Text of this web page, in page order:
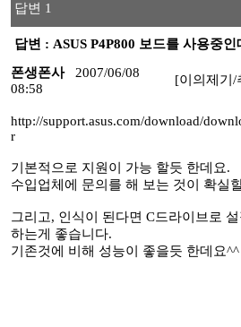
답변 1
답변 : ASUS P4P800 보드를 사용중인
폰생폰사
2007/06/08
08:58
[이의제기/
http://support.asus.com/download/
r
기본적으로 지원이 가능 할듯 한데요.
수입업체에 문의를 해 보는 것이 확실
그리고, 인식이 된다면 C드라이브로
하는게 좋습니다.
기존것에 비해 성능이 좋을듯 한데요^^